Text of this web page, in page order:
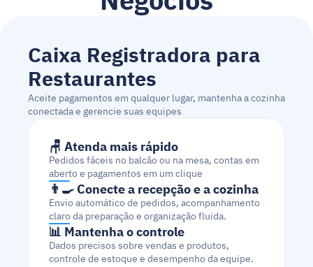
Caixa Registradora para
Restaurantes
Aceite pagamentos em qualquer lugar, mantenha a cozinha
conectada e gerencie suas equipes
🪑 Atenda mais rápido
Pedidos fáceis no balcão ou na mesa, contas em
aberto e pagamentos em um clique
👨‍🍳 Conecte a recepção e a cozinha
Envio automático de pedidos, acompanhamento
claro da preparação e organização fluida.
📊 Mantenha o controle
Dados precisos sobre vendas e produtos,
controle de estoque e desempenho da equipe.